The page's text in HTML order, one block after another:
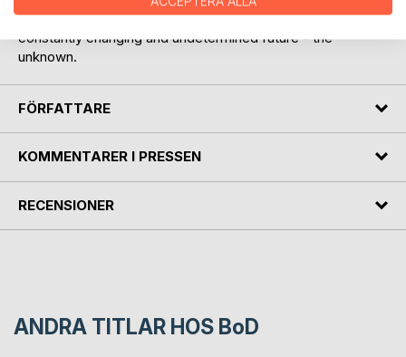
The aim is to make a critical shift from utopia towards a
constantly changing and undetermined future - the
unknown.
FÖRFATTARE
KOMMENTARER I PRESSEN
RECENSIONER
ANDRA TITLAR HOS BoD